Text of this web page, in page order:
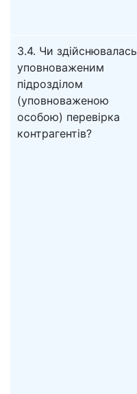
3.4. Чи здійснювалась
уповноваженим
підрозділом
(уповноваженою
особою) перевірка
контрагентів?